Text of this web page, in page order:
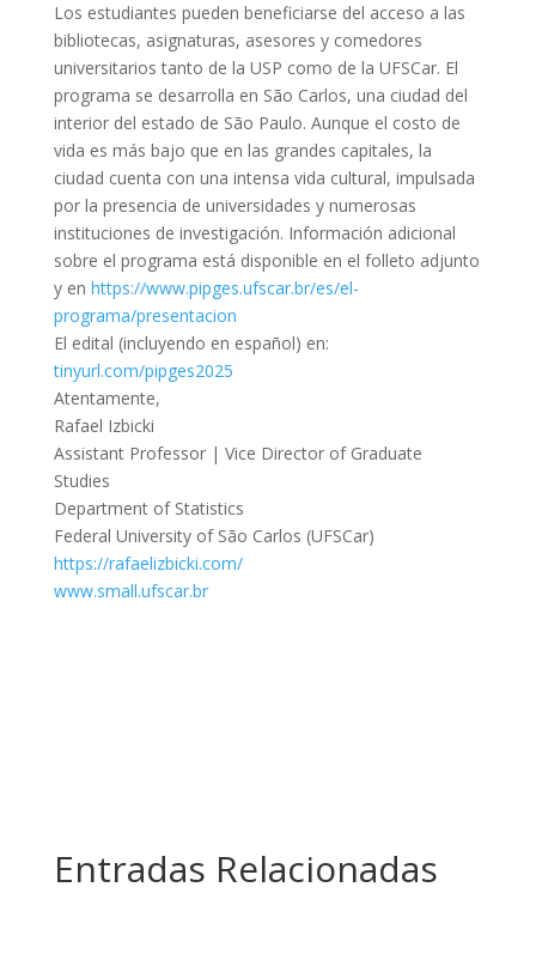
Los estudiantes pueden beneficiarse del acceso a las
bibliotecas, asignaturas, asesores y comedores
universitarios tanto de la USP como de la UFSCar. El
programa se desarrolla en São Carlos, una ciudad del
interior del estado de São Paulo. Aunque el costo de
vida es más bajo que en las grandes capitales, la
ciudad cuenta con una intensa vida cultural, impulsada
por la presencia de universidades y numerosas
instituciones de investigación. Información adicional
sobre el programa está disponible en el folleto adjunto
y en https://www.pipges.ufscar.br/es/el-
programa/presentacion
El edital (incluyendo en español) en:
tinyurl.com/pipges2025
Atentamente,
Rafael Izbicki
Assistant Professor | Vice Director of Graduate
Studies
Department of Statistics
Federal University of São Carlos (UFSCar)
https://rafaelizbicki.com/
www.small.ufscar.br
Entradas Relacionadas